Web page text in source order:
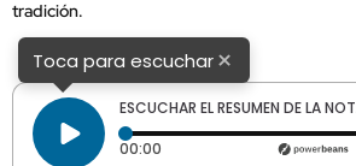
tradición.
Toca para escuchar×
ESCUCHAR EL RESUMEN DE LA
00:00 Tiempo transcurrido: 0